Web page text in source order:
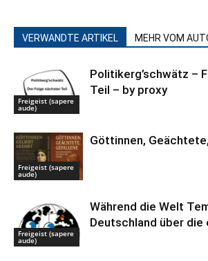
VERWANDTE ARTIKEL MEHR VOM
Freigeist (sapere
aude)
Politikerg’schwätz –
Teil – by proxy
Freigeist (sapere
aude)
Göttinnen,
Freigeist (sapere
aude)
Während die Welt
Deutschland über die